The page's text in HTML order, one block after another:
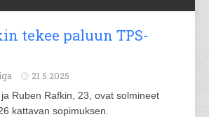
tekee paluun TPS-
21.5.2025
Ruben Rafkin, 23, ovat solmineet
kattavan sopimuksen.